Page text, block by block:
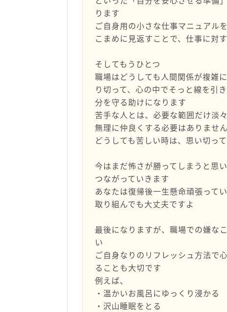
ります
ご自身用の小さな仕事マニュアル
こまめに見返すことで、仕事に対
そしてもうひとつ
職場はどうしても人間関係が複雑
り切って、心の中でそっと線を引
分を守る助けになります
苦手な人とは、必要な範囲だけ淡
無理に仲良くする必要はありません
どうしても苦しい時は、思い切っ
今はまだ怖さが勝ってしまうと思
つながっていきます
あなたは復帰後一生懸命頑張って
取り組んでも大丈夫ですよ
最後になりますが、職場での嫌な
い
ご自身なりのリフレッシュ方法で
ることも大切です
例えば、
・温かいお風呂にゆっくり浸かる
・沢山睡眠をとる